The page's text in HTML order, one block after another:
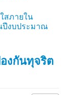
สภายใน
ปีงบประมาณ
งกันทุจริต